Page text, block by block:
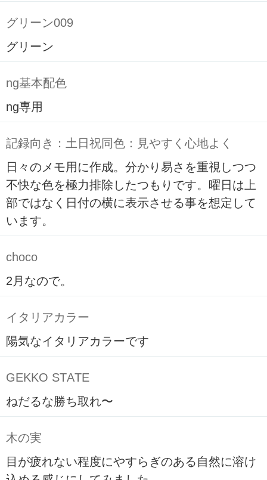
グリーン009
グリーン
ng基本配色
ng専用
記録向き：土日祝同色：見やすく心地よく
日々のメモ用に作成。分かり易さを重視しつつ
不快な色を極力排除したつもりです。曜日は上
部ではなく日付の横に表示させる事を想定して
います。
choco
2月なので。
イタリアカラー
陽気なイタリアカラーです
GEKKO STATE
ねだるな勝ち取れ〜
木の実
目が疲れない程度にやすらぎのある自然に溶け